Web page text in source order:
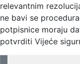
relevantnim
ne bavi se
potpisnice moraju
potvrditi Vijeće